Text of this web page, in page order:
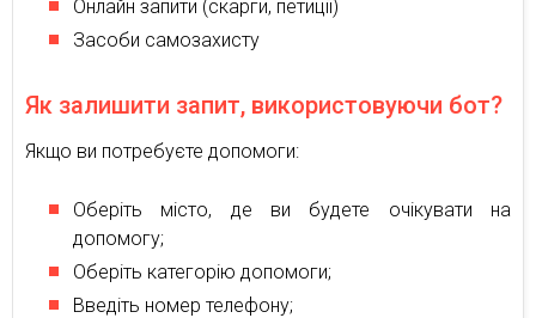
Онлайн запити (скарги, петиції)
Засоби самозахисту
Як залишити запит, використовуючи бот?
Якщо ви потребуєте допомоги:
Оберіть місто, де ви будете очікувати на
допомогу;
Оберіть категорію допомоги;
Введіть номер телефону;